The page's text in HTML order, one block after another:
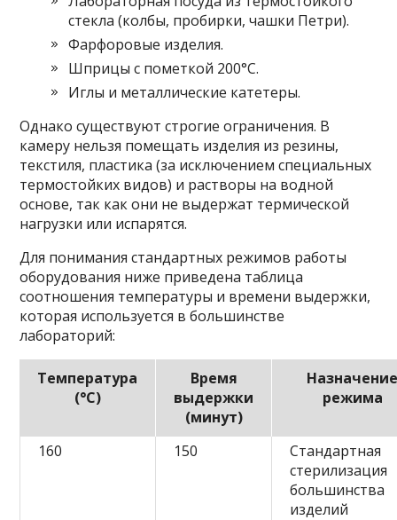
стекла (колбы, пробирки, чашки Петри).
Фарфоровые изделия.
Шприцы с пометкой 200°C.
Иглы и металлические катетеры.
Однако существуют строгие ограничения. В
камеру нельзя помещать изделия из резины,
текстиля, пластика (за исключением специальных
термостойких видов) и растворы на водной
основе, так как они не выдержат термической
нагрузки или испарятся.
Для понимания стандартных режимов работы
оборудования ниже приведена таблица
соотношения температуры и времени выдержки,
которая используется в большинстве
лабораторий:
Температура
(°C)
Время
выдержки
(минут)
режима
160 150
Стандартная
стерилизация
большинства
изделий